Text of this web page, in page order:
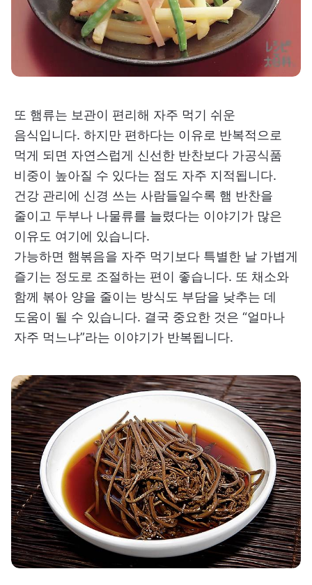
또 햄류는 보관이 편리해 자주 먹기 쉬운
음식입니다. 하지만 편하다는 이유로 반복적으로
먹게 되면 자연스럽게 신선한 반찬보다 가공식품
비중이 높아질 수 있다는 점도 자주 지적됩니다.
건강 관리에 신경 쓰는 사람들일수록 햄 반찬을
줄이고 두부나 나물류를 늘렸다는 이야기가 많은
이유도 여기에 있습니다.
가능하면 햄볶음을 자주 먹기보다 특별한 날 가볍게
즐기는 정도로 조절하는 편이 좋습니다. 또 채소와
함께 볶아 양을 줄이는 방식도 부담을 낮추는 데
도움이 될 수 있습니다. 결국 중요한 것은 “얼마나
자주 먹느냐”라는 이야기가 반복됩니다.